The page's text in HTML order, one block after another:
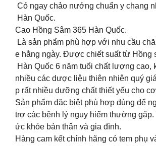
Có ngay chảo nướng chuẩn y chang
Hàn Quốc.
Cao Hồng Sâm 365 Hàn Quốc.
Là sản phẩm phù hợp với nhu cầu
e hằng ngày. Được chiết suất từ Hồng
Hàn Quốc 6 năm tuổi chất lượng cao,
nhiều các dược liệu thiên nhiên quý
p rất nhiều dưỡng chất thiết yếu cho
Sản phẩm đặc biệt phù hợp dùng để
trợ các bệnh lý nguy hiểm thường
ức khỏe bản thân và gia đình.
Hàng cam kết chính hãng có tem phụ